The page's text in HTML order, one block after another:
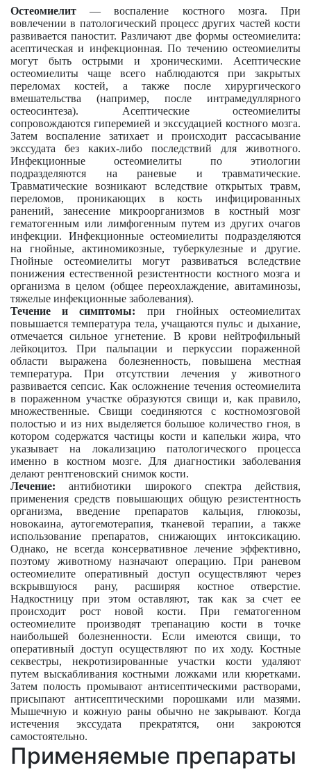
Остеомиелит— воспаление костного мозга. При
вовлечении в патологический процесс других частей кости
развивается паностит. Различают две формы остеомиелита:
асептическая и инфекционная. По течению остеомиелиты
могут быть острыми и хроническими. Асептические
остеомиелиты чаще всего наблюдаются при закрытых
переломах костей, а также после хирургического
вмешательства (например, после интрамедуллярного
остеосинтеза). Асептические остеомиелиты
сопровождаются гиперемией и экссудацией костного мозга.
Затем воспаление затихает и происходит рассасывание
экссудата без каких-либо последствий для животного.
Инфекционные остеомиелиты по этиологии
подразделяются на раневые и травматические.
Травматические возникают вследствие открытых травм,
переломов, проникающих в кость инфицированных
ранений, занесение микроорганизмов в костный мозг
гематогенным или лимфогенным путем из других очагов
инфекции. Инфекционные остеомиелиты подразделяются
на гнойные, актиномикозные, туберкулезные и другие.
Гнойные остеомиелиты могут развиваться вследствие
понижения естественной резистентности костного мозга и
организма в целом (общее переохлаждение, авитаминозы,
тяжелые инфекционные заболевания).
Течение и симптомы: при гнойных остеомиелитах
повышается температура тела, учащаются пульс и дыхание,
отмечается сильное угнетение. В крови нейтрофильный
лейкоцитоз. При пальпации и перкуссии пораженной
области выражена болезненность, повышена местная
температура. При отсутствии лечения у животного
развивается сепсис. Как осложнение течения остеомиелита
в пораженном участке образуются свищи и, как правило,
множественные. Свищи соединяются с костномозговой
полостью и из них выделяется большое количество гноя, в
котором содержатся частицы кости и капельки жира, что
указывает на локализацию патологического процесса
именно в костном мозге. Для диагностики заболевания
делают рентгеновский снимок кости.
Лечение:
антибиотики широкого спектра действия,
применения средств повышающих общую резистентность
организма, введение препаратов кальция, глюкозы,
новокаина, аутогемотерапия, тканевой терапии, а также
использование препаратов, снижающих интоксикацию.
Однако, не всегда консервативное лечение эффективно,
поэтому животному назначают операцию. При раневом
остеомиелите оперативный доступ осуществляют через
вскрывшуюся рану, расширяя костное отверстие.
Надкостницу при этом оставляют, так как за счет ее
происходит рост новой кости. При гематогенном
остеомиелите производят трепанацию кости в точке
наибольшей болезненности. Если имеются свищи, то
оперативный доступ осуществляют по их ходу. Костные
секвестры, некротизированные участки кости удаляют
путем выскабливания костными ложками или кюретками.
Затем полость промывают антисептическими растворами,
присыпают антисептическими порошками или мазями.
Мышечную и кожную раны обычно не закрывают. Когда
истечения экссудата прекратятся, они закроются
самостоятельно.
Применяемые препараты